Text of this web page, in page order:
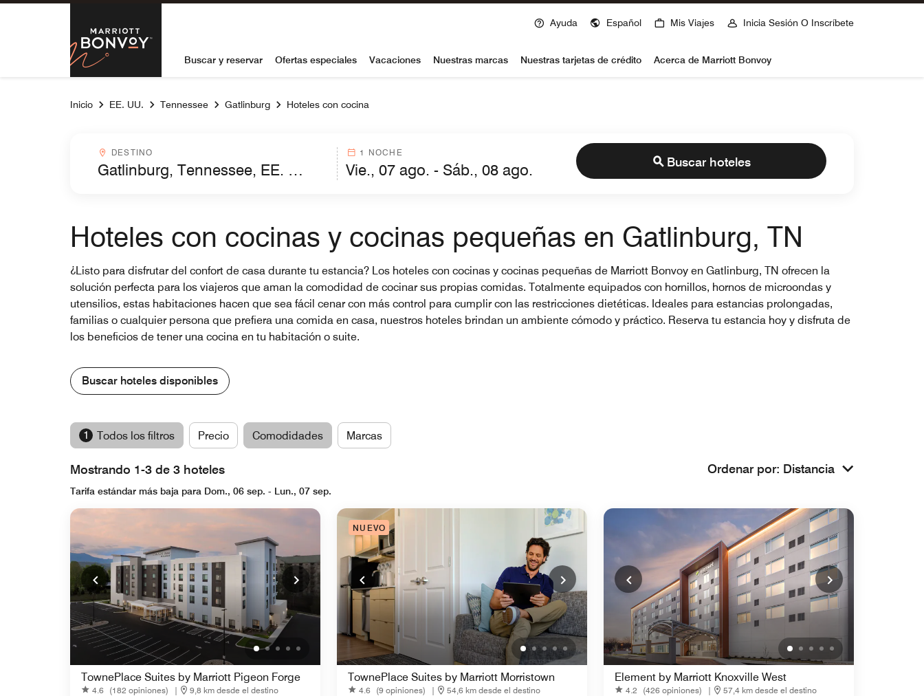
Skip to Content
Marriott Bonvoy
Ayuda Español Mis Viajes Inicia Sesión O Inscríbete
Buscar y reservar Ofertas especiales Vacaciones Nuestras marcas Nuestras tarjetas de crédito Acerca de Marriott Bonvoy
Inicio EE. UU. Tennessee Gatlinburg Hoteles con cocina
Destinocombobox
DESTINO 1 NOCHE
Buscar hoteles
Hoteles con cocinas y cocinas pequeñas en Gatlinburg, TN
¿Listo para disfrutar del confort de casa durante tu estancia? Los hoteles con cocinas y cocinas pequeñas de Marriott Bonvoy en Gatlinburg, TN ofrecen la
solución perfecta para los viajeros que aman la comodidad de cocinar sus propias comidas. Totalmente equipados con hornillos, hornos de microondas y
utensilios, estas habitaciones hacen que sea fácil cenar con más control para cumplir con las restricciones dietéticas. Ideales para estancias prolongadas,
familias o cualquier persona que prefiera una comida en casa, nuestros hoteles brindan un ambiente cómodo y práctico. Reserva tu estancia hoy y disfruta de
los beneficios de tener una cocina en tu habitación o suite.
Buscar hoteles disponibles
1 Todos los filtros Precio Comodidades Marcas
Mostrando 1-3 de 3 hoteles Ordenar por: Distancia
Tarifa estándar más baja para Dom., 06 sep. - Lun., 07 sep.
TownePlace Suites by Marriott Pigeon Forge
4.6 (182 opiniones) |
9,8 km desde el destino
NUEVO
TownePlace Suites by Marriott Morristown
4.6 (9 opiniones) |
54,6 km desde el destino
Element by Marriott Knoxville West
4.2 (426 opiniones) |
57,4 km desde el destino